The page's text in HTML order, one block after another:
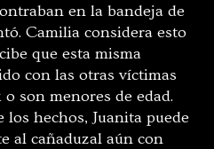
en la bandeja de
Camilia considera esto
que esta misma
con las otras víctimas
son menores de edad.
los hechos, Juanita puede
al cañaduzal aún con